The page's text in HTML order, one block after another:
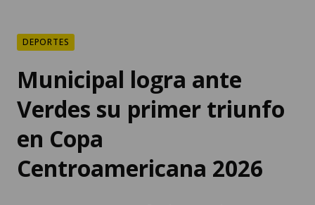
DEPORTES
Municipal logra ante
Verdes su primer triunfo
en Copa
Centroamericana 2026